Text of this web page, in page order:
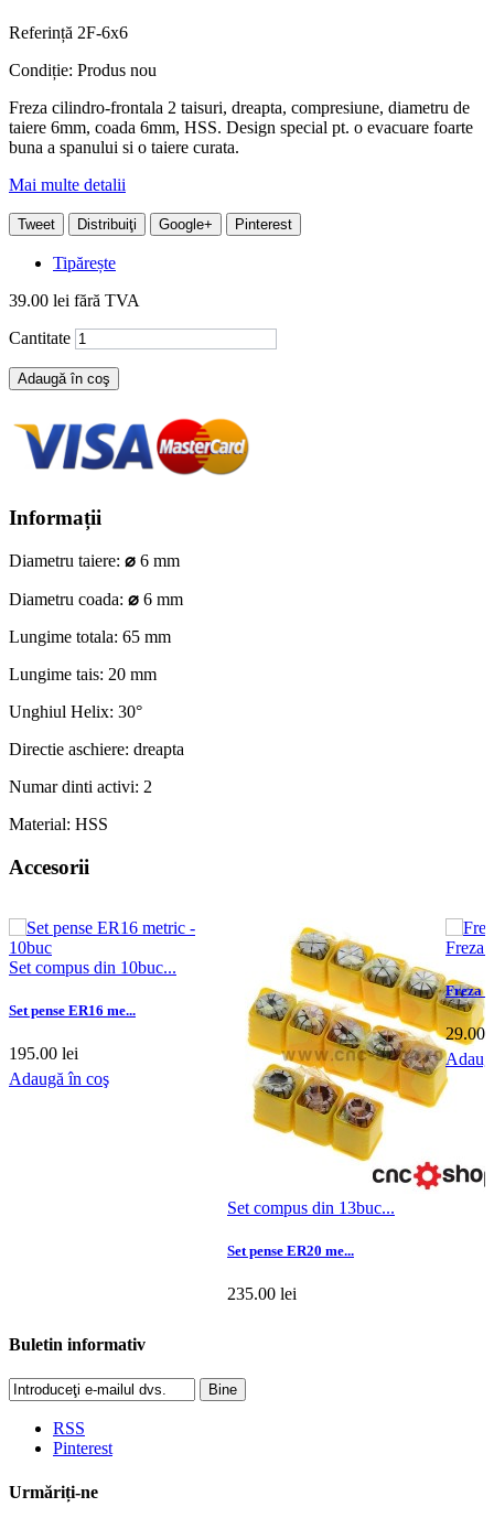
Referință 2F-6x6
Condiție: Produs nou
Freza cilindro-frontala 2 taisuri, dreapta, compresiune, diametru de
taiere 6mm, coada 6mm, HSS. Design special pt. o evacuare foarte
buna a spanului si o taiere curata.
Mai multe detalii
Tweet Distribuiţi Google+ Pinterest
Tipărește
39.00 lei fără TVA
Cantitate
Adaugă în coş
Informații
Diametru taiere: ⌀ 6 mm
Diametru coada: ⌀ 6 mm
Lungime totala: 65 mm
Lungime tais: 20 mm
Unghiul Helix: 30°
Directie aschiere: dreapta
Numar dinti activi: 2
Material: HSS
Accesorii
Set compus din 10buc...
Set pense ER16 me...
195.00 lei
Adaugă în coş
Set compus din 13buc...
Set pense ER20 me...
235.00 lei
Freza
29.00
Buletin informativ
Bine
RSS
Pinterest
Urmăriți-ne